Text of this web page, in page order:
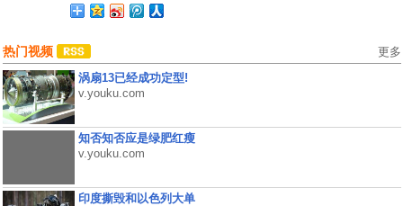
热门视频 更多
涡扇13已经成功定型!
v.youku.com
知否知否应是绿肥红瘦
v.youku.com
印度撕毁和以色列大单